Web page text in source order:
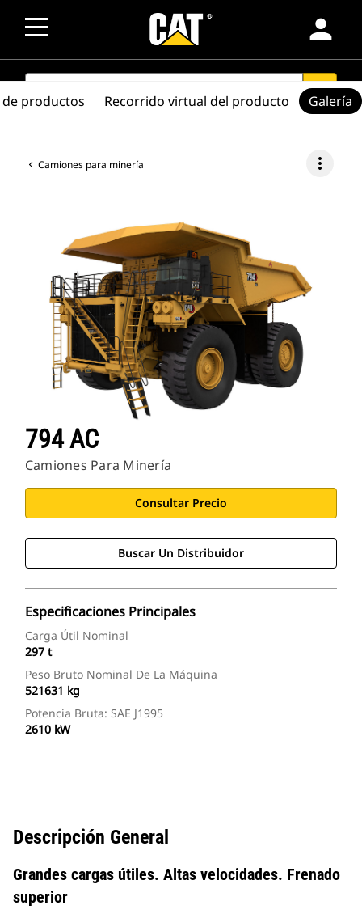
person
SEARCH search
Camiones para minería more_vert
794 AC
Camiones Para Minería
Consultar Precio
Buscar Un Distribuidor
Especificaciones Principales
Carga Útil Nominal
297 t
Peso Bruto Nominal De La Máquina
521631 kg
Potencia Bruta: SAE J1995
2610 kW
productos Recorrido virtual del producto Galería
Descripción General
Grandes cargas útiles. Altas velocidades. Frenado
superior